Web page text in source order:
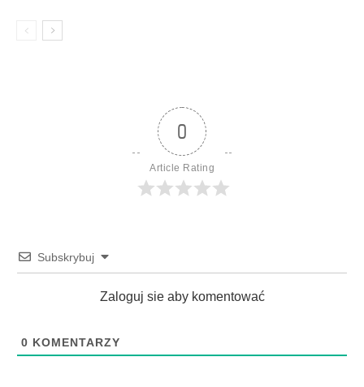
0
Article Rating
Subskrybuj
Zaloguj sie aby komentować
0 KOMENTARZY